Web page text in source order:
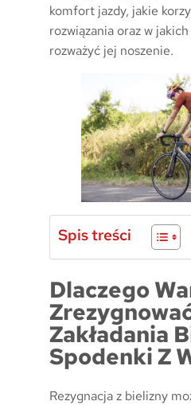
komfort jazdy, jakie
rozwiązania oraz w
rozważyć jej noszenie.
Spis treści
Dlaczego
Zakładania
Spodenki Z
Rezygnacja z bielizny